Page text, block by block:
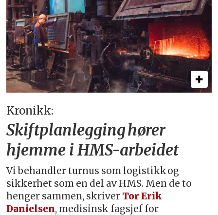
Kronikk:
Skiftplanlegging hører
hjemme i HMS-arbeidet
Vi behandler turnus som logistikk og
sikkerhet som en del av HMS. Men de to
henger sammen, skriver Tor Erik
Danielsen, medisinsk fagsjef for